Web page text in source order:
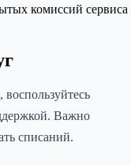
комиссий сервиса
Важно
списаний.